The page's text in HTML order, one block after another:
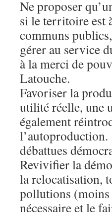
Ne proposer
si le territoire est
communs
gérer au service
à la merci de
Latouche.
Favoriser la
utilité réelle, une
également
l’autoproduction.
débattues
Revivifier la
la relocatisation,
pollutions (moins
nécessaire et le